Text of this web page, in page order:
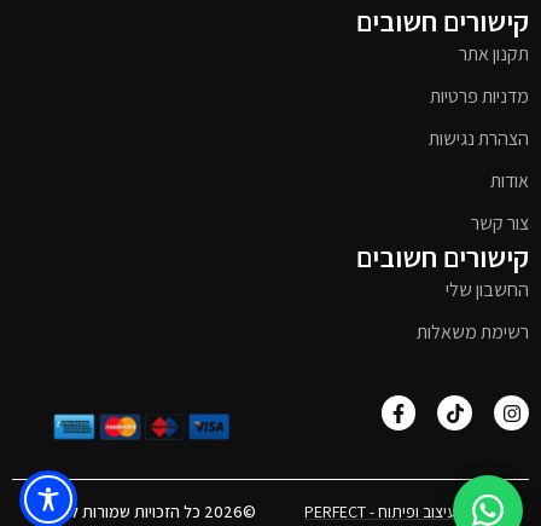
קישורים חשובים
תקנון אתר
מדניות פרטיות
הצהרת נגישות
אודות
צור קשר
קישורים חשובים
החשבון שלי
רשימת משאלות
אפיון, עיצוב ופיתוח - PERFECT ©2026 כל הזכויות שמורות לטימבר